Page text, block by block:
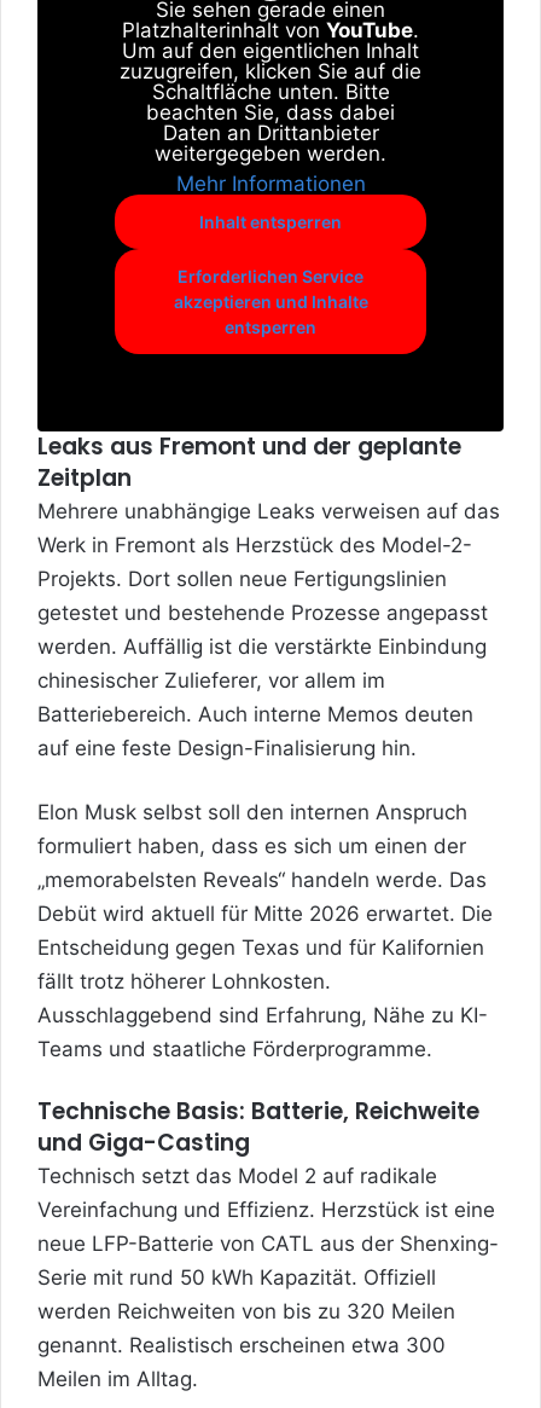
Sie sehen gerade einen
Platzhalterinhalt von YouTube.
Um auf den eigentlichen Inhalt
zuzugreifen, klicken Sie auf die
Schaltfläche unten. Bitte
beachten Sie, dass dabei
Daten an Drittanbieter
weitergegeben werden.
Mehr Informationen
Inhalt entsperren
Erforderlichen Service
akzeptieren und Inhalte
entsperren
Leaks aus Fremont und der geplante
Zeitplan
Mehrere unabhängige Leaks verweisen auf das
Werk in Fremont als Herzstück des Model-2-
Projekts. Dort sollen neue Fertigungslinien
getestet und bestehende Prozesse angepasst
werden. Auffällig ist die verstärkte Einbindung
chinesischer Zulieferer, vor allem im
Batteriebereich. Auch interne Memos deuten
auf eine feste Design-Finalisierung hin.
Elon Musk selbst soll den internen Anspruch
formuliert haben, dass es sich um einen der
„memorabelsten Reveals“ handeln werde. Das
Debüt wird aktuell für Mitte 2026 erwartet. Die
Entscheidung gegen Texas und für Kalifornien
fällt trotz höherer Lohnkosten.
Ausschlaggebend sind Erfahrung, Nähe zu KI-
Teams und staatliche Förderprogramme.
Technische Basis: Batterie, Reichweite
und Giga-Casting
Technisch setzt das Model 2 auf radikale
Vereinfachung und Effizienz. Herzstück ist eine
neue LFP-Batterie von CATL aus der Shenxing-
Serie mit rund 50 kWh Kapazität. Offiziell
werden Reichweiten von bis zu 320 Meilen
genannt. Realistisch erscheinen etwa 300
Meilen im Alltag.